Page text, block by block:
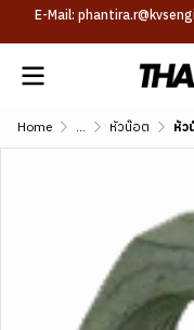
E-Mail:
Home ... หัวน๊อต หัว